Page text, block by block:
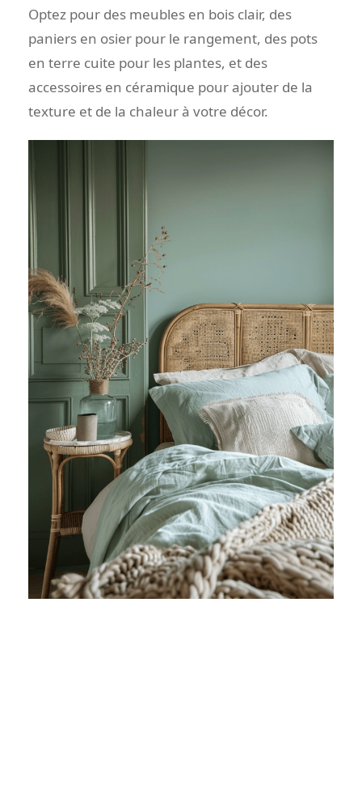
Optez pour des meubles en bois clair, des
paniers en osier pour le rangement, des pots
en terre cuite pour les plantes, et des
accessoires en céramique pour ajouter de la
texture et de la chaleur à votre décor.